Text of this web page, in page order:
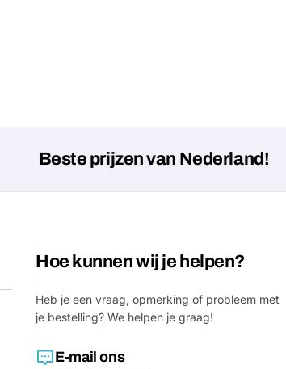
Beste prijzen van Nederland!
Hoe kunnen wij je helpen?
Heb je een vraag, opmerking of probleem met
je bestelling? We helpen je graag!
E-mail ons